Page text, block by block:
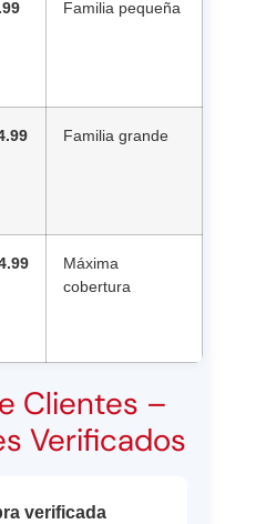
Familia pequeña
Familia grande
Máxima
cobertura
Clientes –
Verificados
verificada